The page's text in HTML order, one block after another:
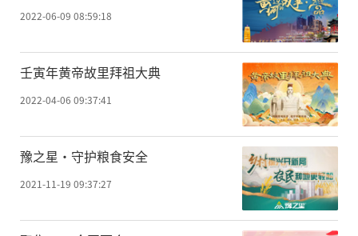
2022-06-09 08:59:18
壬寅年黄帝故里拜祖大典
2022-04-06 09:37:41
豫之星·守护粮食安全
2021-11-19 09:37:27